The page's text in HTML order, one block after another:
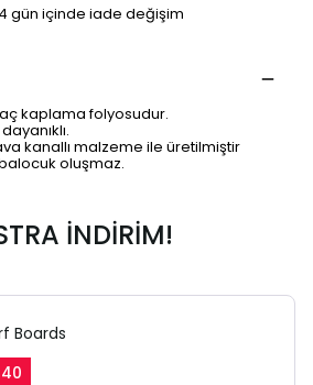
gün içinde iade değişim
kaplama folyosudur.
kanallı malzeme ile üretilmiştir
balocuk oluşmaz.
İNDİRİM!
Boards
40